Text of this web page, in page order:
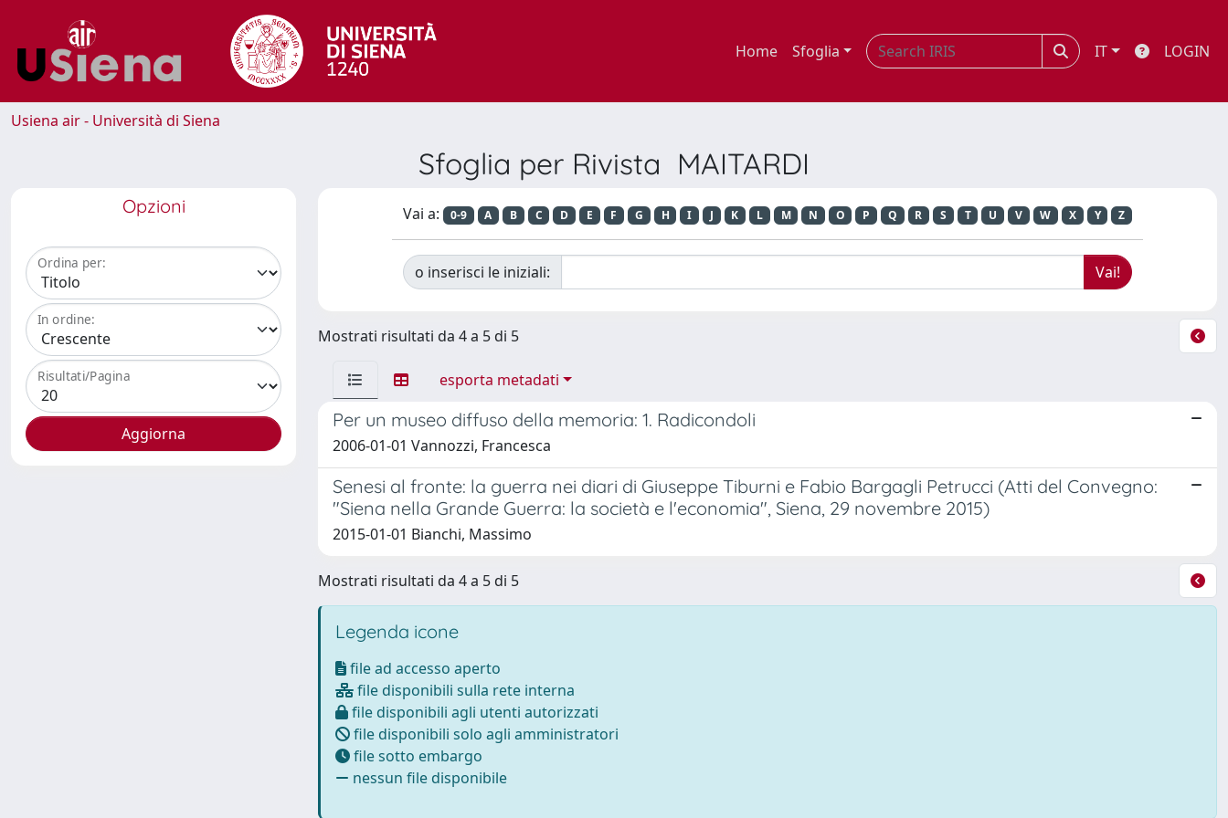
Home Sfoglia IT LOGIN
Usiena air - Università di Siena
Sfoglia per Rivista MAITARDI
Opzioni
Ordina per:
In ordine:
Risultati/Pagina
Vai a: 0-9 A B C D E F G H I J K L M N O P Q R S T U V W X Y Z
o inserisci le iniziali:
Mostrati risultati da 4 a 5 di 5
esporta metadati
Per un museo diffuso della memoria: 1. Radicondoli
2006-01-01 Vannozzi, Francesca
Senesi al fronte: la guerra nei diari di Giuseppe Tiburni e Fabio Bargagli Petrucci (Atti del Convegno:
"Siena nella Grande Guerra: la società e l'economia", Siena, 29 novembre 2015)
2015-01-01 Bianchi, Massimo
Mostrati risultati da 4 a 5 di 5
Legenda icone
file ad accesso aperto
file disponibili sulla rete interna
file disponibili agli utenti autorizzati
file disponibili solo agli amministratori
file sotto embargo
nessun file disponibile